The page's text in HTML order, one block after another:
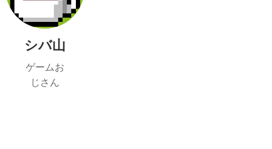
シバ山
ゲームお
じさん